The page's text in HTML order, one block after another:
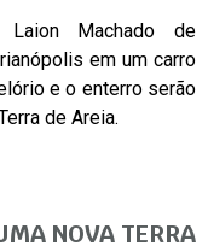
Laion Machado de
em um carro
e o enterro serão
de Areia.
NOVA TERRA